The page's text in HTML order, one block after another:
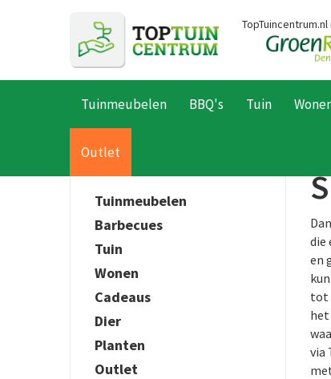
Home Producten
Tuinmeubelen BBQ's Tuin
Outlet
die
en
tot
via
Tuinmeubelen
Barbecues
Tuin
Wonen
Cadeaus
Dier
Planten
Outlet